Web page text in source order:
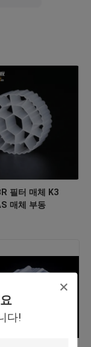
다!
필터 매체 K3
매체 부동